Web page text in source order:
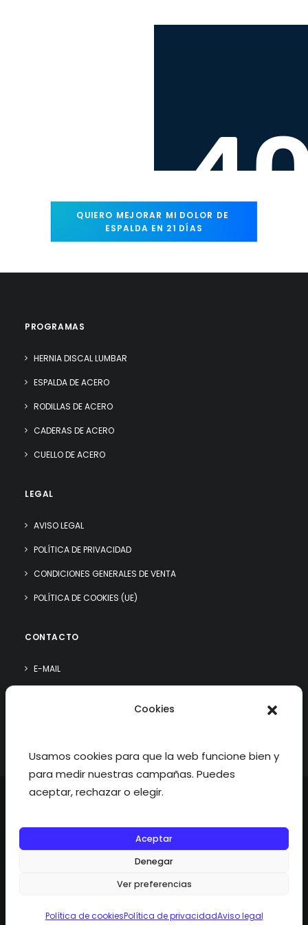
Cookies
Usamos cookies para que la web funcione bien y
para medir nuestras campañas. Puedes
aceptar, rechazar o elegir.
Aceptar
Denegar
Ver preferencias
Política de cookiesPolítica de privacidadAviso legal
QUIERO MEJORAR MI DOLOR DE
ESPALDA EN 21 DÍAS
PROGRAMAS
HERNIA DISCAL LUMBAR
ESPALDA DE ACERO
RODILLAS DE ACERO
CADERAS DE ACERO
CUELLO DE ACERO
LEGAL
AVISO LEGAL
POLÍTICA DE PRIVACIDAD
CONDICIONES GENERALES DE VENTA
POLÍTICA DE COOKIES (UE)
CONTACTO
E-MAIL
©2026 fisioterapiatualcance todos los derechos reservados.